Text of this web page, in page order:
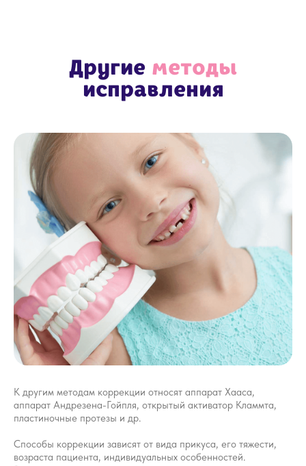
К другим методам коррекции относят аппарат Хааса,
аппарат Андрезена-Гойпля, открытый активатор Кламмта,
пластиночные протезы и др.
Способы коррекции зависят от вида прикуса, его тяжести,
возраста пациента, индивидуальных особенностей.
Заполните форму обратной связи —
мы перезвоним и согласуем с Вами дату
и время визита!
Записаться на прием
я подтверждаю, что ознакомлен сполитикой
конфиденциальностии даю согласие наобработку
своих персональных данных